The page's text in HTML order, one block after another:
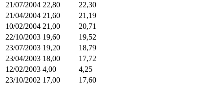
21/07/2004 22,80
22,30
21/04/2004 21,60
21,19
10/02/2004 21,00
20,71
22/10/2003 19,60
19,52
23/07/2003 19,20
18,79
23/04/2003 18,00
17,72
12/02/2003 4,00
4,25
23/10/2002 17,00
17,60